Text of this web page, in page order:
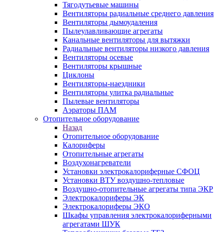
Тягодутьевые машины
Вентиляторы радиальные среднего давления
Вентиляторы дымоудаления
Пылеулавливающие агрегаты
Канальные вентиляторы для вытяжки
Радиальные вентиляторы низкого давления
Вентиляторы осевые
Вентиляторы крышные
Циклоны
Вентиляторы-наездники
Вентиляторы улитка радиальные
Пылевые вентиляторы
Аэраторы ПАМ
Отопительное оборудование
Назад
Отопительное оборудование
Калориферы
Отопительные агрегаты
Воздухонагреватели
Установки электрокалориферные СФОЦ
Установки ВТУ воздушно-тепловые
Воздушно-отопительные агрегаты типа ЭКР
Электрокалориферы ЭК
Электрокалориферы ЭКО
Шкафы управления электрокалориферными
агрегатами ШУК